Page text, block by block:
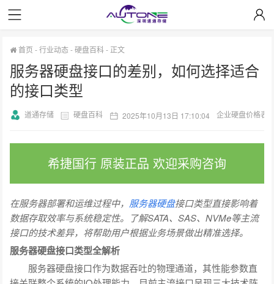
首页 -行业动态-硬盘百科- 正文
服务器硬盘接口的差别，如何选择适合
的接口类型
道通存储 硬盘百科 2025年10月13日 17:10:04 企业硬盘价格表
希捷国行 原装正品 欢迎采购咨询
在服务器部署和运维过程中， 服务器硬盘接口类型直接影响着
数据存取效率与系统稳定性。了解SATA、SAS、NVMe等主流
接口的技术差异，将帮助用户根据业务场景做出精准选择。
服务器硬盘接口类型全解析
服务器硬盘接口作为数据吞吐的物理通道，其性能参数直